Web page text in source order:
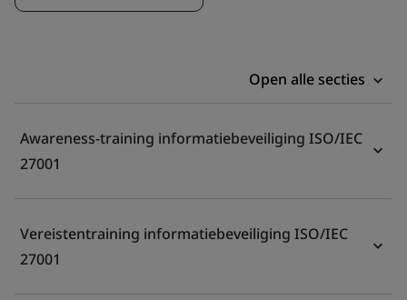
Open alle secties
Awareness-training informatiebeveiliging ISO/IEC
27001
Vereistentraining informatiebeveiliging ISO/IEC
27001